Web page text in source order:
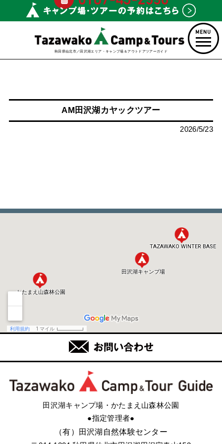
秋田県仙北市／田沢湖エリア・キャンプ場＆アウトドアツアーガイド
AM田沢湖カヤックツアー
2026/5/23
田沢湖キャンプ場・かたまえ山森林公園
●指定管理者●
（有）田沢湖自然体験センター